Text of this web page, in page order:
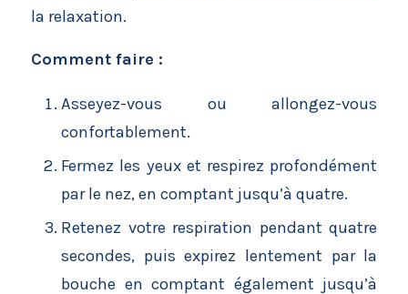
la relaxation.
Comment faire :
Asseyez-vous ou allongez-vous
confortablement.
Fermez les yeux et respirez profondément
par le nez, en comptant jusqu’à quatre.
Retenez votre respiration pendant quatre
secondes, puis expirez lentement par la
bouche en comptant également jusqu’à